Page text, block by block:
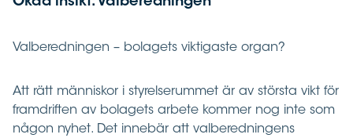
Valberedningen – bolagets viktigaste organ?
Att rätt människor i styrelserummet är av största vikt för
framdriften av bolagets arbete kommer nog inte som
någon nyhet. Det innebär att valberedningens